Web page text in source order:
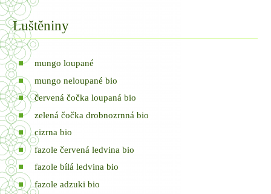
Luštěniny
mungo loupané
mungo neloupané bio
červená čočka loupaná bio
zelená čočka drobnozrnná bio
cizrna bio
fazole červená ledvina bio
fazole bílá ledvina bio
fazole adzuki bio